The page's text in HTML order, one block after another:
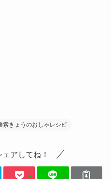
索きょうのおしゃレシピ
アしてね！